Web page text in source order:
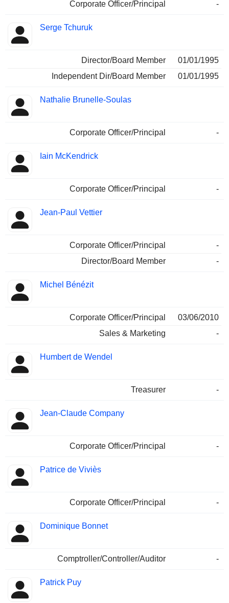
Corporate Officer/Principal -
Serge Tchuruk
Director/Board Member
01/01/1995
Independent Dir/Board Member
01/01/1995
Nathalie Brunelle-Soulas
Corporate Officer/Principal -
Iain McKendrick
Corporate Officer/Principal -
Jean-Paul Vettier
Corporate Officer/Principal
-
Director/Board Member
-
Michel Bénézit
Corporate Officer/Principal
03/06/2010
Sales & Marketing
-
Humbert de Wendel
Treasurer -
Jean-Claude Company
Corporate Officer/Principal -
Patrice de Viviès
Corporate Officer/Principal -
Dominique Bonnet
Comptroller/Controller/Auditor -
Patrick Puy